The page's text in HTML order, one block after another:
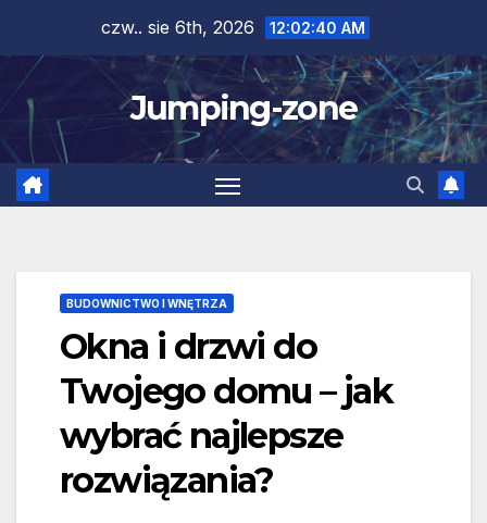
content
czw.. sie 6th, 2026 12:02:41 AM
Jumping-zone
BUDOWNICTWO I WNĘTRZA
Okna i drzwi do
Twojego domu – jak
wybrać najlepsze
rozwiązania?